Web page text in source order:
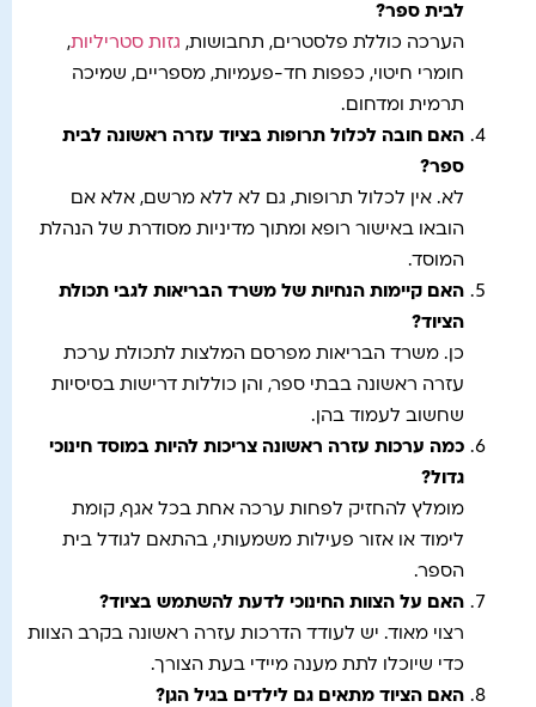
לבית ספר?
הערכה כוללת פלסטרים, תחבושות, גזות סטריליות,
חומרי חיטוי, כפפות חד-פעמיות, מספריים, שמיכה
תרמית ומדחום.
האם חובה לכלול תרופות בציוד עזרה ראשונה לבית
ספר?
לא. אין לכלול תרופות, גם לא ללא מרשם, אלא אם
הובאו באישור רופא ומתוך מדיניות מסודרת של הנהלת
המוסד.
האם קיימות הנחיות של משרד הבריאות לגבי תכולת
הציוד?
כן. משרד הבריאות מפרסם המלצות לתכולת ערכת
עזרה ראשונה בבתי ספר, והן כוללות דרישות בסיסיות
שחשוב לעמוד בהן.
כמה ערכות עזרה ראשונה צריכות להיות במוסד חינוכי
גדול?
מומלץ להחזיק לפחות ערכה אחת בכל אגף, קומת
לימוד או אזור פעילות משמעותי, בהתאם לגודל בית
הספר.
האם על הצוות החינוכי לדעת להשתמש בציוד?
רצוי מאוד. יש לעודד הדרכות עזרה ראשונה בקרב הצוות
כדי שיוכלו לתת מענה מיידי בעת הצורך.
האם הציוד מתאים גם לילדים בגיל הגן?